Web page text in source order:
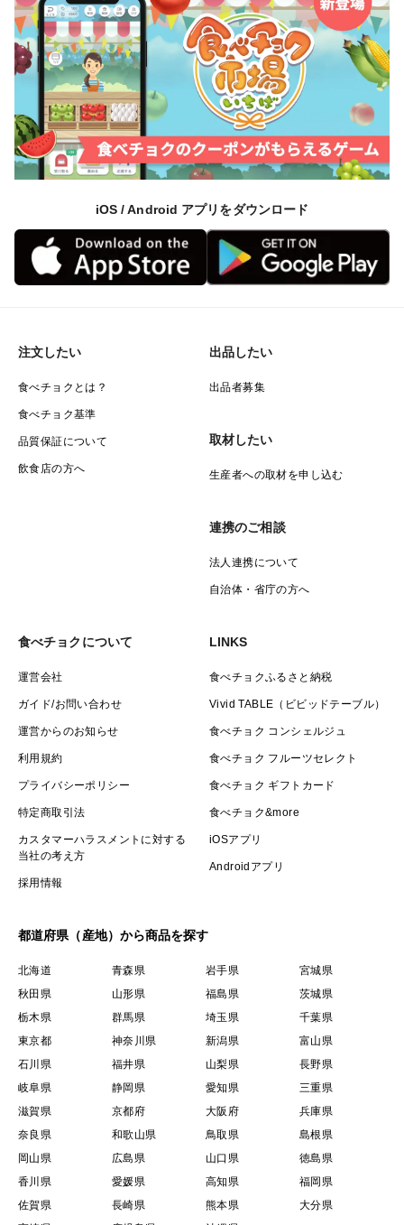
早めに召し上がるのをおすすめします。
保存する場合は、玉ねぎを袋に入れて冷蔵庫の野菜室で
保存してください。
※2 中早生・中生
玉ねぎは気温が高く湿度の高い場所を嫌います。
保存する場合は風通しが良く、直射日光の当たらない冷
路地作はマルチ作と比較し固めの傾向がありますが、日
持ちしやすい品種となります。
iOS / Android アプリをダウンロード
注文したい
食べチョクとは？
食べチョク基準
品質保証について
飲食店の方へ
出品したい
出品者募集
取材したい
生産者への取材を申し込む
連携のご相談
法人連携について
自治体・省庁の方へ
食べチョクについて
運営会社
ガイド/お問い合わせ
運営からのお知らせ
利用規約
プライバシーポリシー
特定商取引法
カスタマーハラスメントに対する
当社の考え方
採用情報
LINKS
食べチョクふるさと納税
Vivid TABLE（ビビッドテーブル）
食べチョク コンシェルジュ
食べチョク フルーツセレクト
食べチョク ギフトカード
食べチョク&more
iOSアプリ
Androidアプリ
都道府県（産地）から商品を探す
北海道 青森県 岩手県
宮城県
秋田県
山形県 福島県
茨城県
栃木県
群馬県 埼玉県
千葉県
東京都
神奈川県 新潟県
富山県
石川県
福井県 山梨県
長野県
岐阜県
静岡県 愛知県
三重県
滋賀県
京都府 大阪府
兵庫県
奈良県
和歌山県 鳥取県
島根県
岡山県
広島県 山口県
徳島県
香川県
愛媛県 高知県
福岡県
佐賀県
長崎県 熊本県
大分県